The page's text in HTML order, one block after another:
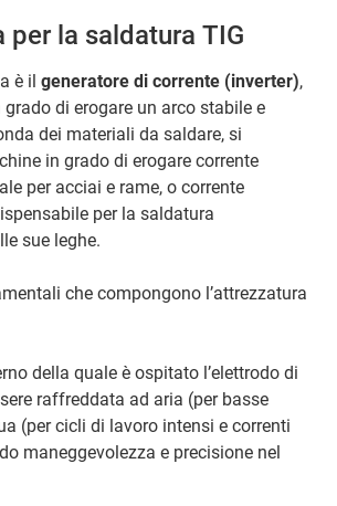
per la saldatura TIG
è il generatore di corrente (inverter),
grado di erogare un arco stabile e
dei materiali da saldare, si
in grado di erogare corrente
per acciai e rame, o corrente
per la saldatura
sue leghe.
che compongono l’attrezzatura
della quale è ospitato l’elettrodo di
raffreddata ad aria (per basse
(per cicli di lavoro intensi e correnti
maneggevolezza e precisione nel